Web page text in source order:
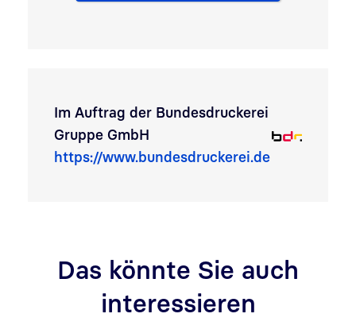
Im Auftrag der Bundesdruckerei
Gruppe GmbH
https://www.bundesdruckerei.de
Das könnte Sie auch
interessieren